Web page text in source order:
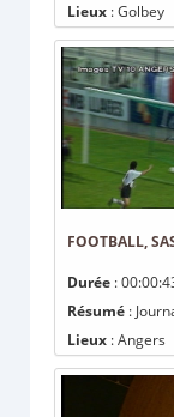
Lieux : Golbey
FOOTBALL,
Durée :
Résumé :
Lieux : Angers